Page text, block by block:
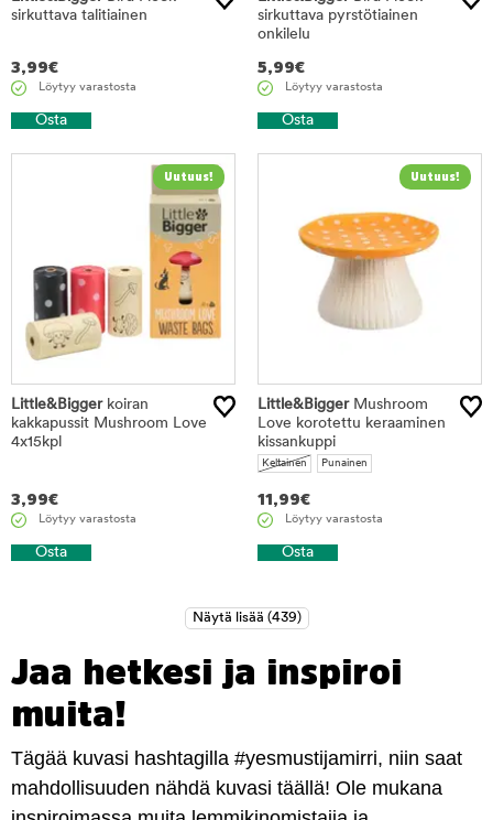
sirkuttava talitiainen
3,99€
Löytyy varastosta
Osta
sirkuttava pyrstötiainen
onkilelu
5,99€
Löytyy varastosta
Osta
Little&Biggerkoiran
kakkapussit Mushroom Love
4x15kpl
3,99€
Löytyy varastosta
Osta
Little&BiggerMushroom
Love korotettu keraaminen
kissankuppi
Keltainen Punainen
11,99€
Löytyy varastosta
Osta
Jaa hetkesi ja inspiroi
muita!
Tägää kuvasi hashtagilla #yesmustijamirri, niin saat
mahdollisuuden nähdä kuvasi täällä! Ole mukana